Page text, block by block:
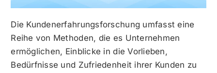
Die Kundenerfahrungsforschung umfasst eine
Reihe von Methoden, die es Unternehmen
ermöglichen, Einblicke in die Vorlieben,
Bedürfnisse und Zufriedenheit ihrer Kunden zu